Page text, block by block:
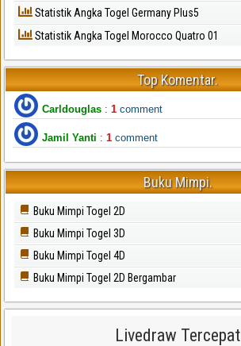
Statistik Angka Togel Germany Plus5
Statistik Angka Togel Morocco Quatro 01
Top Komentar.
Carldouglas : 1 comment
Jamil Yanti : 1 comment
Buku Mimpi.
Buku Mimpi Togel 2D
Buku Mimpi Togel 3D
Buku Mimpi Togel 4D
Buku Mimpi Togel 2D Bergambar
Livedraw Tercepat